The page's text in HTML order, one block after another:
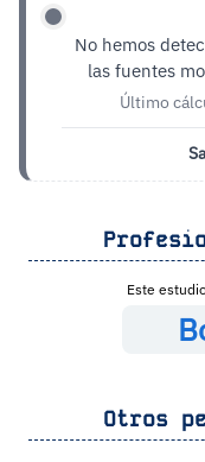
No hemos
las fuentes
Último
Este
Otros